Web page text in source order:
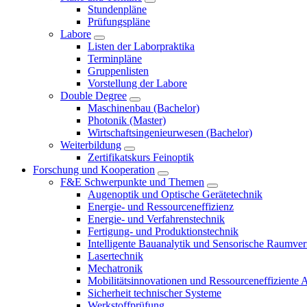
Stundenpläne
Prüfungspläne
Labore
Listen der Laborpraktika
Terminpläne
Gruppenlisten
Vorstellung der Labore
Double Degree
Maschinenbau (Bachelor)
Photonik (Master)
Wirtschaftsingenieurwesen (Bachelor)
Weiterbildung
Zertifikatskurs Feinoptik
Forschung und Kooperation
F&E Schwerpunkte und Themen
Augenoptik und Optische Gerätetechnik
Energie- und Ressourceneffizienz
Energie- und Verfahrenstechnik
Fertigung- und Produktionstechnik
Intelligente Bauanalytik und Sensorische
Lasertechnik
Mechatronik
Mobilitätsinnovationen und Ressourceneffiziente
Sicherheit technischer Systeme